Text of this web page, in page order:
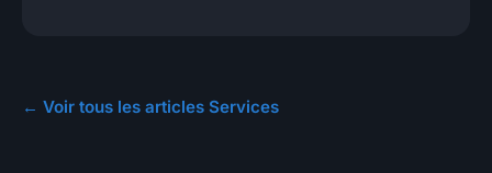
← Voir tous les articles Services